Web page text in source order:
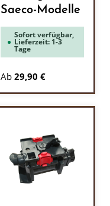
Saeco-Modelle
Sofort verfügbar,
Lieferzeit: 1-3
Tage
Ab 29,90 €